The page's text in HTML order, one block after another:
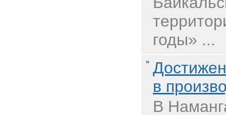
годы» ...
в
В